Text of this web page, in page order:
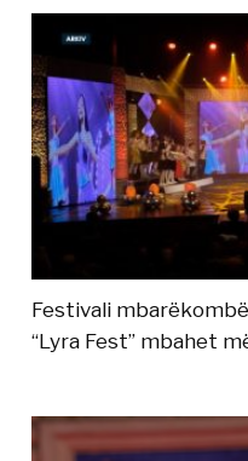
Festivali
“Lyra Fest” mbahet